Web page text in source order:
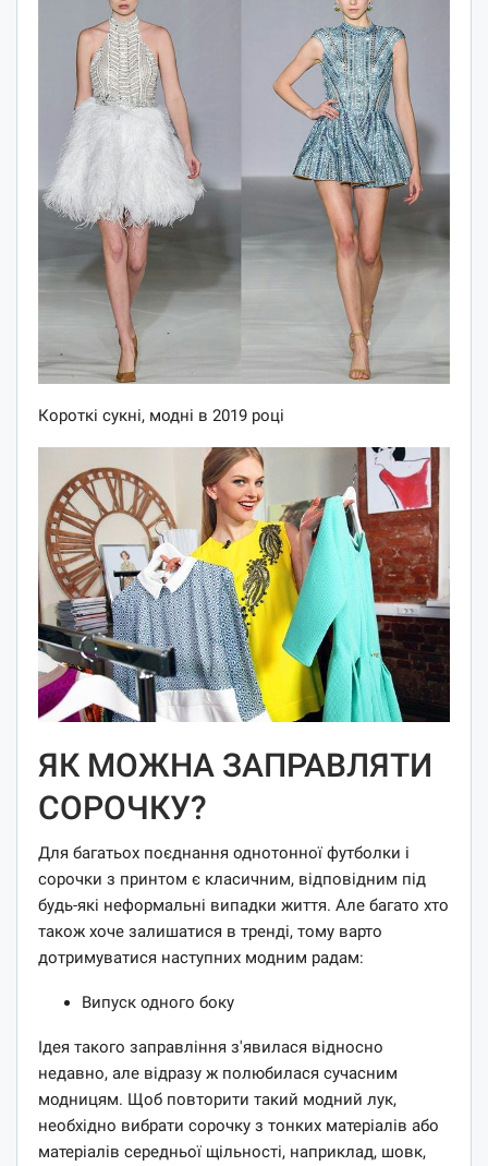
Короткі сукні, модні в 2019 році
ЯК МОЖНА ЗАПРАВЛЯТИ
СОРОЧКУ?
Для багатьох поєднання однотонної футболки і
сорочки з принтом є класичним, відповідним під
будь-які неформальні випадки життя. Але багато хто
також хоче залишатися в тренді, тому варто
дотримуватися наступних модним радам:
Випуск одного боку
Ідея такого заправління з'явилася відносно
недавно, але відразу ж полюбилася сучасним
модницям. Щоб повторити такий модний лук,
необхідно вибрати сорочку з тонких матеріалів або
матеріалів середньої щільності, наприклад, шовк,